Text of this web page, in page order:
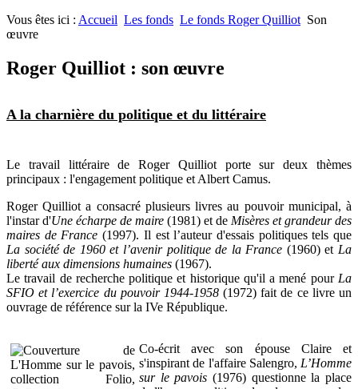
Vous êtes ici : Accueil Les fonds Le fonds Roger Quilliot Son
œuvre
Roger Quilliot : son œuvre
A la charnière du politique et du littéraire
Le travail littéraire de Roger Quilliot porte sur deux thèmes
principaux : l'engagement politique et Albert Camus.
Roger Quilliot a consacré plusieurs livres au pouvoir municipal, à
l'instar d'Une écharpe de maire (1981) et de Misères et grandeur des
maires de France (1997). Il est l’auteur d'essais politiques tels que
La société de 1960 et l’avenir politique de la France (1960) et La
liberté aux dimensions humaines (1967).
Le travail de recherche politique et historique qu'il a mené pour La
SFIO et l’exercice du pouvoir 1944-1958(1972) fait de ce livre un
ouvrage de référence sur la IVe République.
Co-écrit avec son épouse Claire et
s'inspirant de l'affaire Salengro, L’Homme
sur le pavois (1976) questionne la place